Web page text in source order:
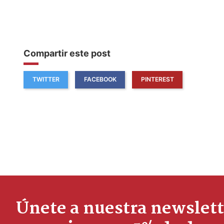
Compartir este post
TWITTER FACEBOOK PINTEREST
Únete a nuestra